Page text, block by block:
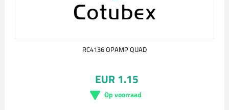
RC4136 OPAMP QUAD
EUR 1.15
Op voorraad